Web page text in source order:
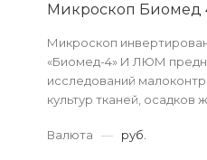
Микроскоп
Микроскоп
«Биомед-4» И ЛЮМ
исследований
культур тканей, осадков
Валюта
— руб.